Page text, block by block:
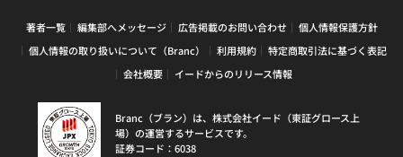
著者一覧 編集部へメッセージ 広告掲載のお問い合わせ
個人情報保護方針
個人情報の取り扱いについて（Branc）
利用規約
特定商取引法に基づく表記
会社概要
イードからのリリース情報
Branc（ブラン）は、株式会社イード（東証グロース上
場）の運営するサービスです。
証券コード：6038